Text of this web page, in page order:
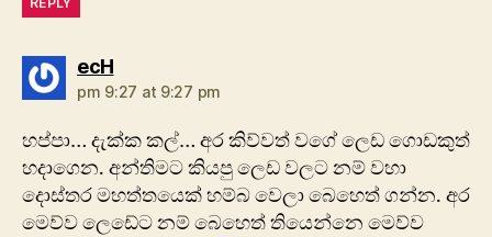
ecHsays:
pm 9:27 at 9:27 pm
හප්පා… දැක්ක කල්… අර කිව්වත් වගේ ලෙඩ ගොඩකුත්
හදාගෙන. අන්තිමට කියපු ලෙඩ වලට නම් වහා
දොස්තර මහත්තයෙක් හම්බ වෙලා බෙහෙත් ගන්න. අර
මෙව්ව ලෙඩේට නම් බෙහෙත් තියෙන්නෙ මෙව්ව